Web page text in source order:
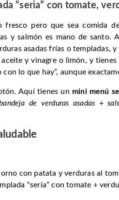
“seria” con tomate,
fresco pero que sea comida
y salmón es mano de santo.
asadas frías o templadas,
y vinagre o limón, y
con lo que hay”, aunque
Aquí tienes un mini menú
de verduras asadas +
con patata y verduras al
“seria” con tomate +